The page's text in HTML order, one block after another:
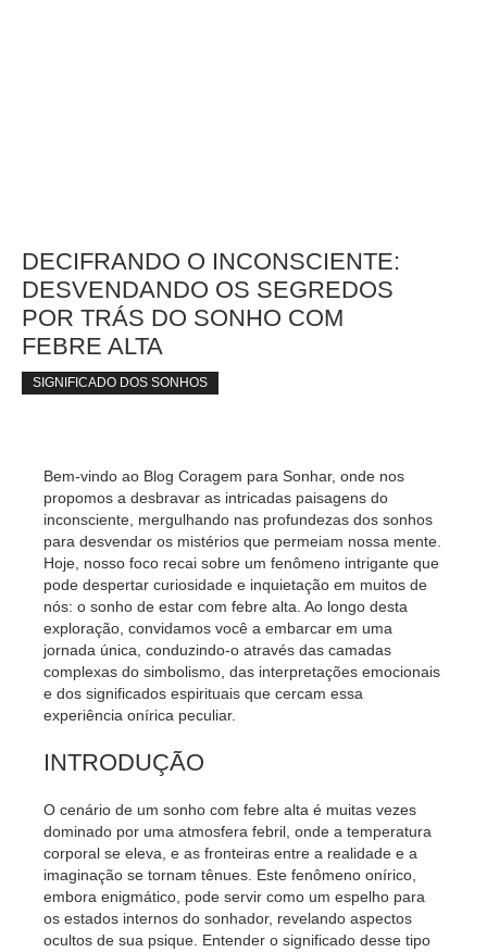
DECIFRANDO O INCONSCIENTE:
DESVENDANDO OS SEGREDOS
POR TRÁS DO SONHO COM
FEBRE ALTA
SIGNIFICADO DOS SONHOS
Bem-vindo ao Blog Coragem para Sonhar, onde nos
propomos a desbravar as intricadas paisagens do
inconsciente, mergulhando nas profundezas dos sonhos
para desvendar os mistérios que permeiam nossa mente.
Hoje, nosso foco recai sobre um fenômeno intrigante que
pode despertar curiosidade e inquietação em muitos de
nós: o sonho de estar com febre alta. Ao longo desta
exploração, convidamos você a embarcar em uma
jornada única, conduzindo-o através das camadas
complexas do simbolismo, das interpretações emocionais
e dos significados espirituais que cercam essa
experiência onírica peculiar.
INTRODUÇÃO
O cenário de um sonho com febre alta é muitas vezes
dominado por uma atmosfera febril, onde a temperatura
corporal se eleva, e as fronteiras entre a realidade e a
imaginação se tornam tênues. Este fenômeno onírico,
embora enigmático, pode servir como um espelho para
os estados internos do sonhador, revelando aspectos
ocultos de sua psique. Entender o significado desse tipo